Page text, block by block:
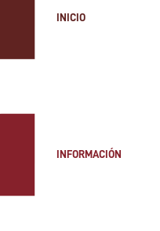
INICIO
INFORMACIÓN